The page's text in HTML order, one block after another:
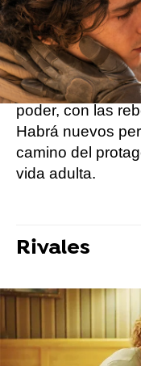
Villeneuve,
adaptación, la
Cuenta la
Atreides, que
poder, con las
Habrá nuevos
camino del
vida adulta.
Rivales
Si eres un
encantará este
Protagonizado